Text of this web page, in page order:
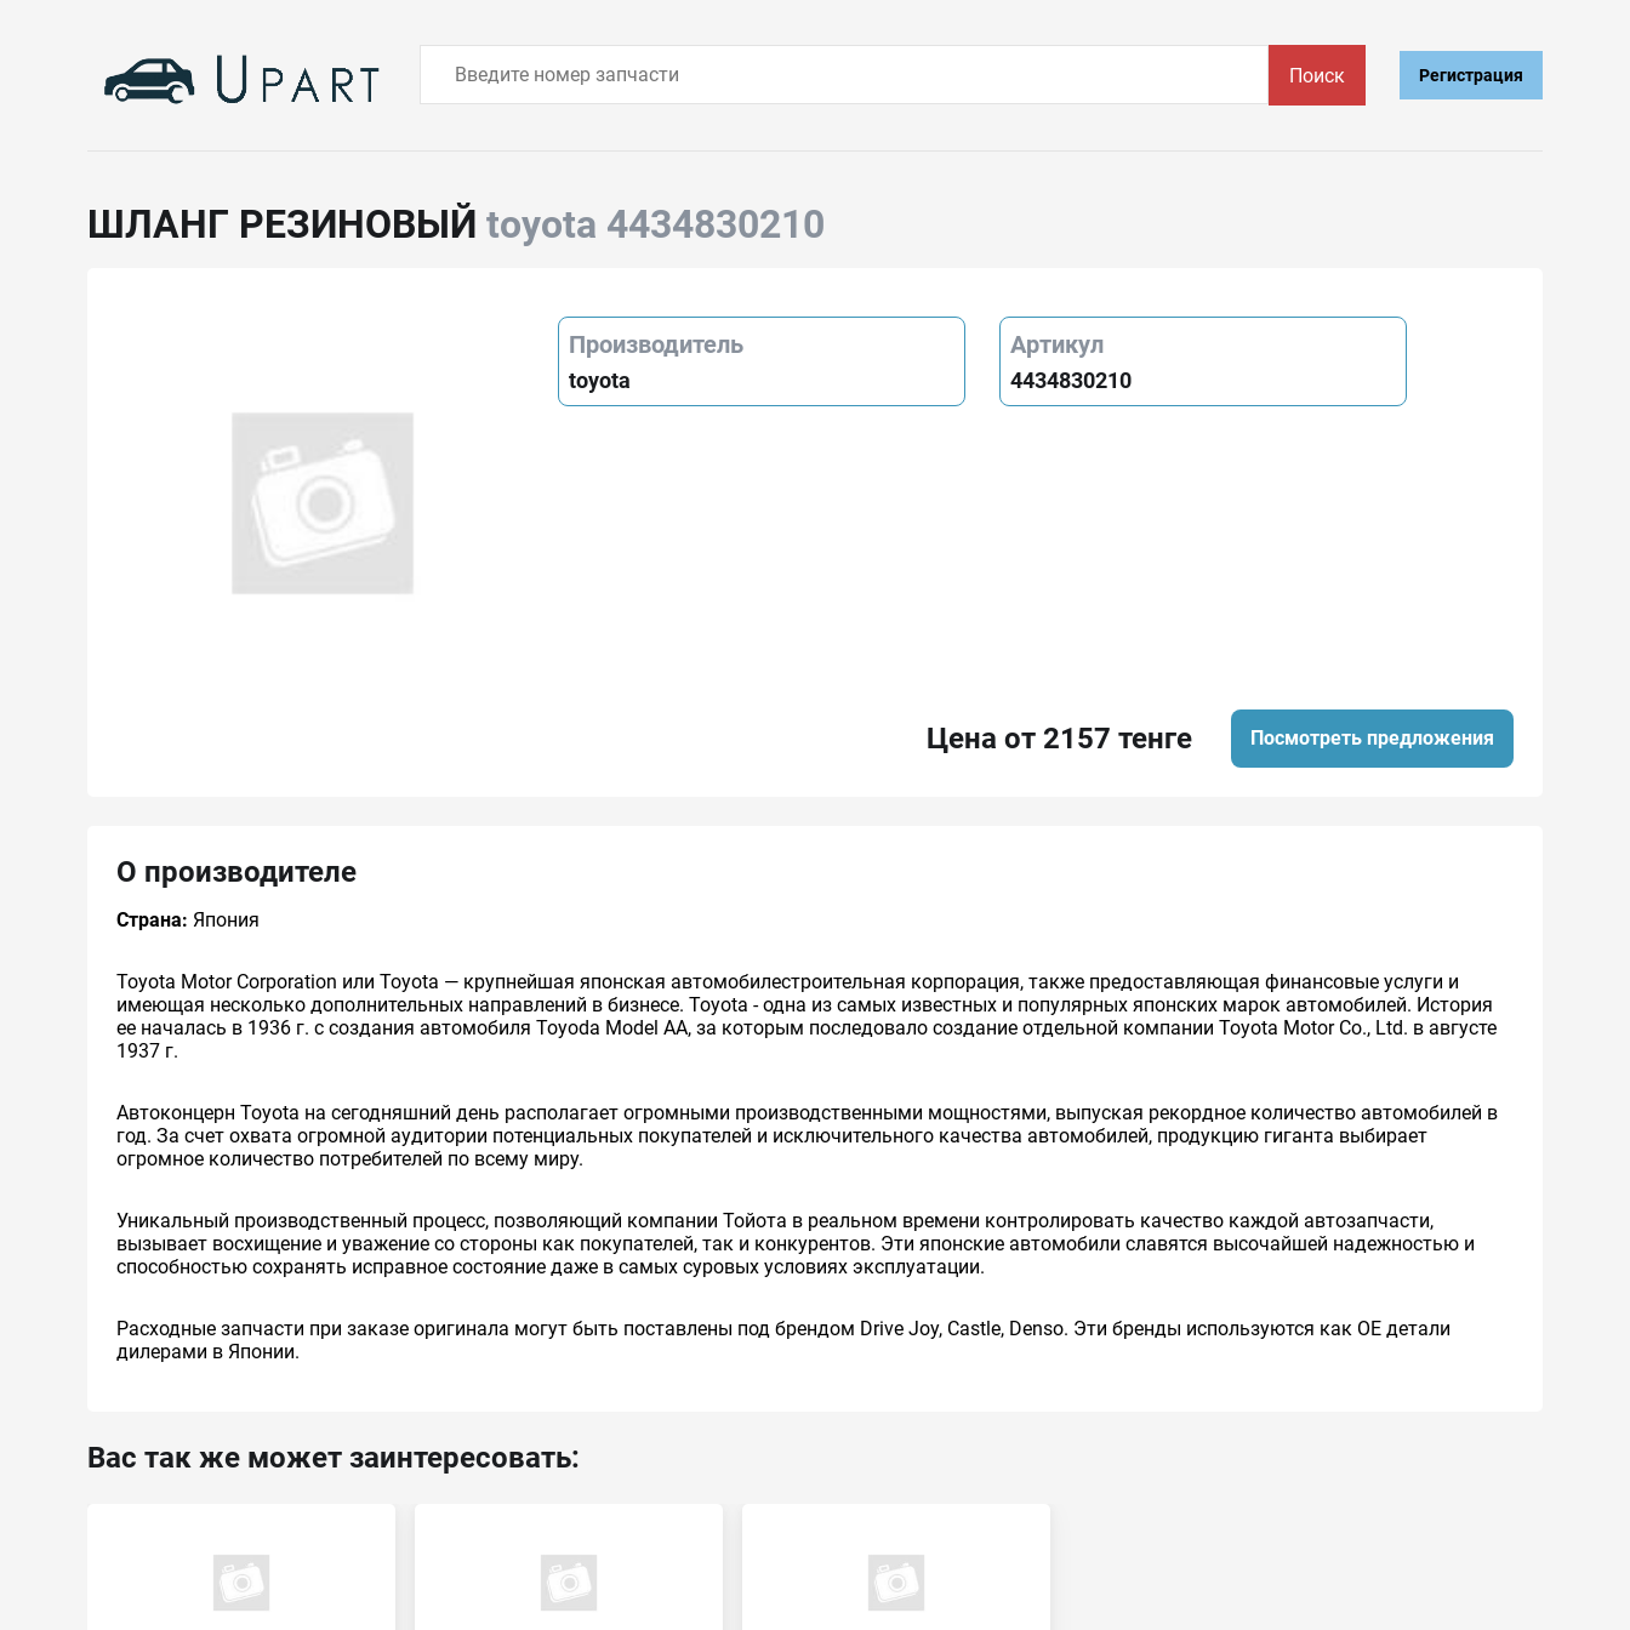
Поиск Регистрация
ШЛАНГ РЕЗИНОВЫЙ toyota 4434830210
Производитель
toyota
Артикул
4434830210
Цена от 2157 тенге Посмотреть предложения
О производителе
Страна: Япония
Toyota Motor Corporation или Toyota — крупнейшая японская автомобилестроительная корпорация, также предоставляющая финансовые услуги и
имеющая несколько дополнительных направлений в бизнесе. Toyota - одна из самых известных и популярных японских марок автомобилей. История
ее началась в 1936 г. с создания автомобиля Toyoda Model AA, за которым последовало создание отдельной компании Toyota Motor Co., Ltd. в августе
1937 г.
Автоконцерн Toyota на сегодняшний день располагает огромными производственными мощностями, выпуская рекордное количество автомобилей в
год. За счет охвата огромной аудитории потенциальных покупателей и исключительного качества автомобилей, продукцию гиганта выбирает
огромное количество потребителей по всему миру.
Уникальный производственный процесс, позволяющий компании Тойота в реальном времени контролировать качество каждой автозапчасти,
вызывает восхищение и уважение со стороны как покупателей, так и конкурентов. Эти японские автомобили славятся высочайшей надежностью и
способностью сохранять исправное состояние даже в самых суровых условиях эксплуатации.
Расходные запчасти при заказе оригинала могут быть поставлены под брендом Drive Joy, Castle, Denso. Эти бренды используются как ОЕ детали
дилерами в Японии.
Вас так же может заинтересовать: